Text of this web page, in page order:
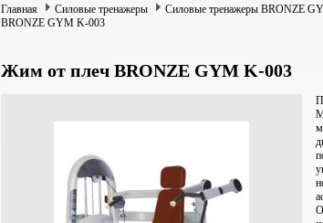
Главная Силовые тренажеры Силовые тренажеры BRONZE
BRONZE GYM K-003
Жим от плеч BRONZE GYM K-003